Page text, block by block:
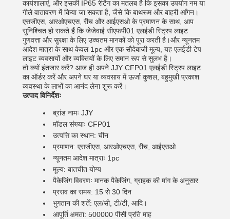
कार्यशालाएं, और इसकी IP65 रेटिंग का मतलब है कि इसका उपयोग नम या
गीले वातावरण में किया जा सकता है, जैसे कि बाथरूम और बाहरी आँगन।
एसजीएस, आरओएचएस, रीच और आईएसओ के प्रमाणन के साथ, आप
सुनिश्चित हो सकते हैं कि जेजेवाई सीएफपी01 एलईडी स्ट्रिप लाइट
गुणवत्ता और सुरक्षा के लिए उच्चतम मानकों को पूरा करती है।और न्यूनतम
आदेश मात्रा के साथ केवल 1pc और एक सौदेबाजी मूल्य, यह एलईडी टेप
लाइट व्यवसायों और व्यक्तियों के लिए समान रूप से सुलभ है।
तो क्यों इंतजार करें? आज ही अपने JJY CFP01 एलईडी स्ट्रिप लाइट
का ऑर्डर करें और अपने घर या व्यवसाय में ऊर्जा कुशल, बहुमुखी प्रकाश
व्यवस्था के लाभों का आनंद लेना शुरू करें।
उत्पाद विनिर्देशः
ब्रांड नामः JJY
मॉडल संख्याः CFP01
उत्पत्ति का स्थान: चीन
प्रमाणन: एसजीएस, आरओएचएस, रीच, आईएसओ
न्यूनतम आदेश मात्राः 1pc
मूल्य: बातचीत योग्य
पैकेजिंग विवरणः मानक पैकेजिंग, ग्राहक की मांग के अनुसार
प्रसव का समय: 15 से 30 दिन
भुगतान की शर्तें: एल/सी, टी/टी, आदि।
आपूर्ति क्षमता: 500000 पीसी प्रति माह